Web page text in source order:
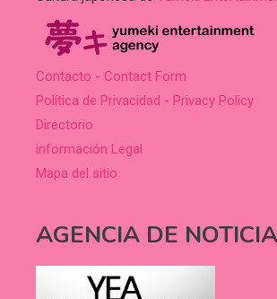
Contacto - Contact Form
Política de Privacidad - Privacy Policy
Directorio
información Legal
Mapa del sitio
AGENCIA DE